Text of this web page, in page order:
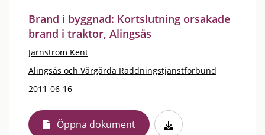
Brand i byggnad: Kortslutning orsakade
brand i traktor, Alingsås
Järnström Kent
Alingsås och Vårgårda Räddningstjänstförbund
2011-06-16
Öppna dokument